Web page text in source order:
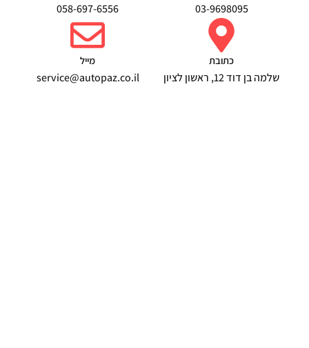
03-9698095
058-697-6556
כתובת
שלמה בן דוד 12, ראשון לציון
מייל
service@autopaz.co.il